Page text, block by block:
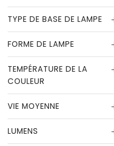
TYPE DE BASE DE LAMPE
FORME DE LAMPE
TEMPÉRATURE DE LA
COULEUR
VIE MOYENNE
LUMENS